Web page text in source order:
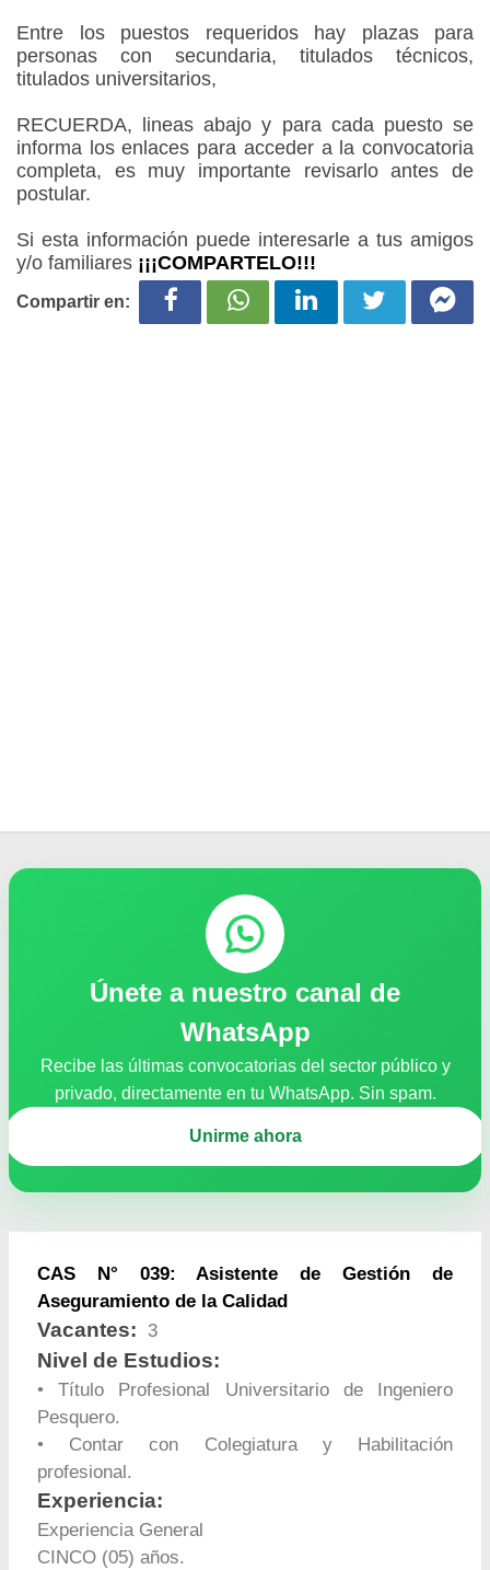
Entre los puestos requeridos hay plazas para
personas con secundaria, titulados técnicos,
titulados universitarios,
RECUERDA, lineas abajo y para cada puesto se
informa los enlaces para acceder a la convocatoria
completa, es muy importante revisarlo antes de
postular.
Si esta información puede interesarle a tus amigos
y/o familiares ¡¡¡COMPARTELO!!!
Compartir en:
Únete a nuestro canal de
WhatsApp
Recibe las últimas convocatorias del sector público y
privado, directamente en tu WhatsApp. Sin spam.
Unirme ahora
CAS N° 039: Asistente de Gestión de
Aseguramiento de la Calidad
Vacantes: 3
Nivel de Estudios:
• Título Profesional Universitario de Ingeniero
Pesquero.
• Contar con Colegiatura y Habilitación
profesional.
Experiencia:
Experiencia General
CINCO (05) años.